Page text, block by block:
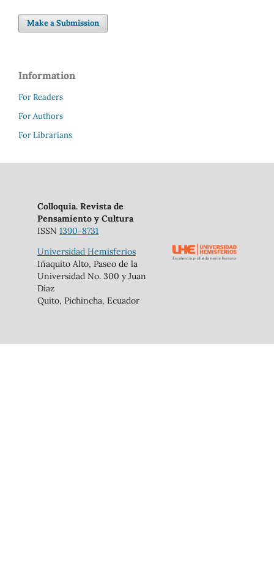
Make a Submission
Information
For Readers
For Authors
For Librarians
Colloquia. Revista de
Pensamiento y Cultura
ISSN 1390-8731
Universidad Hemisferios
Iñaquito Alto, Paseo de la
Universidad No. 300 y Juan
Díaz
Quito, Pichincha, Ecuador